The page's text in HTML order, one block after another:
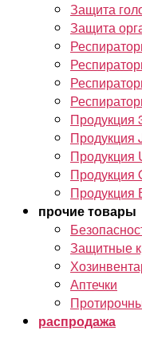
Защита
Защита
Продукция
Продукция
Продукция
Продукция
Продукция
прочие товары
Защитные
Аптечки
распродажа